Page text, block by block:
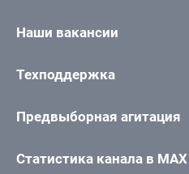
Наши вакансии
Техподдержка
Предвыборная агитация
Статистика канала в MAX